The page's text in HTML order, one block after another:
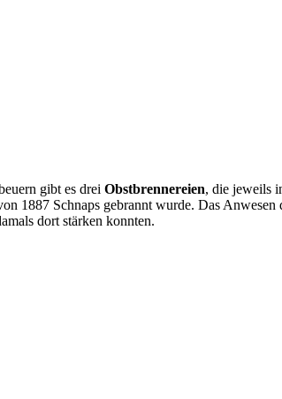
gibt es drei Obstbrennereien, die jeweils
1887 Schnaps gebrannt wurde. Das
dort stärken konnten.